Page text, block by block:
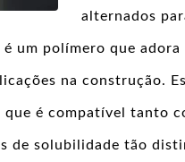
alternados
um polímero que adora
na construção.
é compatível tanto
de solubilidade tão